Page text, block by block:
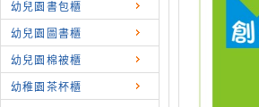
幼兒園書包櫃
幼兒園圖書櫃
幼兒園棉被櫃
幼稚園茶杯櫃